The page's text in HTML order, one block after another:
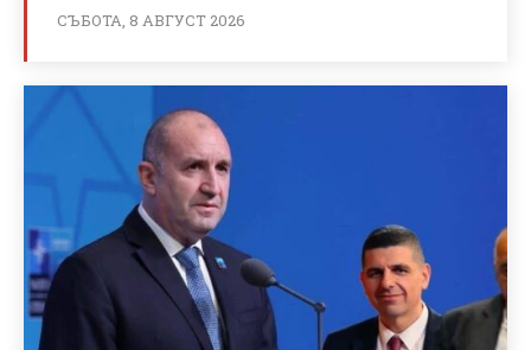
СЪБОТА, 8 АВГУСТ 2026